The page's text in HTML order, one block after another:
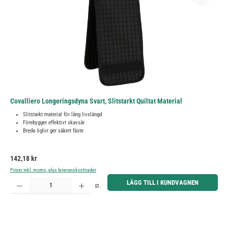
Covalliero Longeringsdyna Svart, Slitstarkt Quiltat Material
Slitstarkt material för lång livslängd
Förebygger effektivt skavsår
Breda öglor ger säkert fäste
Ordinarie pris:
142,18 kr
Priser inkl. moms, plus leveranskostnader
Produktkvantitet: Ange önskat belopp eller använd knapparna för att öka eller minska kvantiteten.
st. LÄGG TILL I KUNDVAGNEN